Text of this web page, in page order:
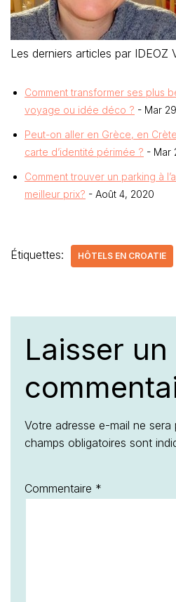
Les derniers articles par IDEOZ
Comment transformer ses plus
voyage ou idée déco ? - Mar
Peut-on aller en Grèce, en
carte d’identité périmée ? - Mar
Comment trouver un parking à
meilleur prix? - Août 4, 2020
Étiquettes: HÔTELS EN CROATIE
Laisser un
Votre adresse e-mail ne sera
champs obligatoires sont
Commentaire *